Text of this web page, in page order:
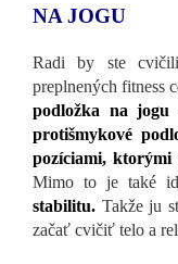
NA JOGU
Radi by ste
preplnených fitness
podložka na
protišmykové
pozíciami, ktorými
Mimo to je také
stabilitu. Takže ju
začať cvičiť telo a